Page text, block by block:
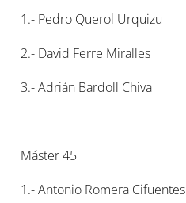
1.- Pedro Querol Urquizu
2.- David Ferre Miralles
3.- Adrián Bardoll Chiva
Máster 45
1.- Antonio Romera Cifuentes